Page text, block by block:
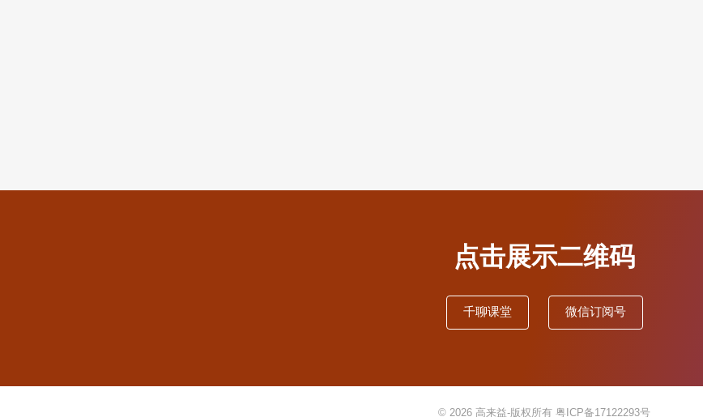
点击展示二维码
千聊课堂 微信订阅号
© 2026 高来益-版权所有 粤ICP备17122293号